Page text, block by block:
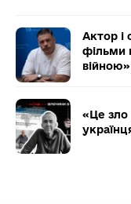
Актор і
фільми
війною»
«Це зло